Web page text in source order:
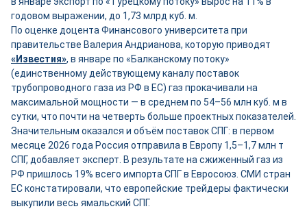
годовом выражении, до 1,73 млрд куб. м.
По оценке доцента Финансового университета при
правительстве Валерия Андрианова, которую приводят
«Известия», в январе по «Балканскому потоку»
(единственному действующему каналу поставок
трубопроводного газа из РФ в ЕС) газ прокачивали на
максимальной мощности — в среднем по 54–56 млн куб. м в
сутки, что почти на четверть больше проектных показателей.
Значительным оказался и объём поставок СПГ: в первом
месяце 2026 года Россия отправила в Европу 1,5–1,7 млн т
СПГ, добавляет эксперт. В результате на сжиженный газ из
РФ пришлось 19% всего импорта СПГ в Евросоюз. СМИ стран
ЕС констатировали, что европейские трейдеры фактически
выкупили весь ямальский СПГ.